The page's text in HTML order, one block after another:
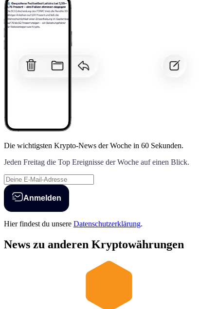
Die wichtigsten Krypto-News der Woche in 60 Sekunden.
Jeden Freitag die Top Ereignisse der Woche auf einen Blick.
Anmelden
Hier findest du unsere Datenschutzerklärung.
News zu anderen Kryptowährungen